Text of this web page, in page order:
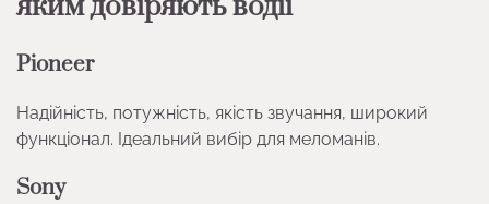
Pioneer
Надійність, потужність, якість звучання, широкий
функціонал. Ідеальний вибір для меломанів.
Sony